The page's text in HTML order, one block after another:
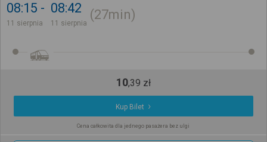
08:15
11 sierpnia
08:42
11 sierpnia
27min
10,39 zł
Kup Bilet
Cena całkowita dla jednego pasażera bez ulgi